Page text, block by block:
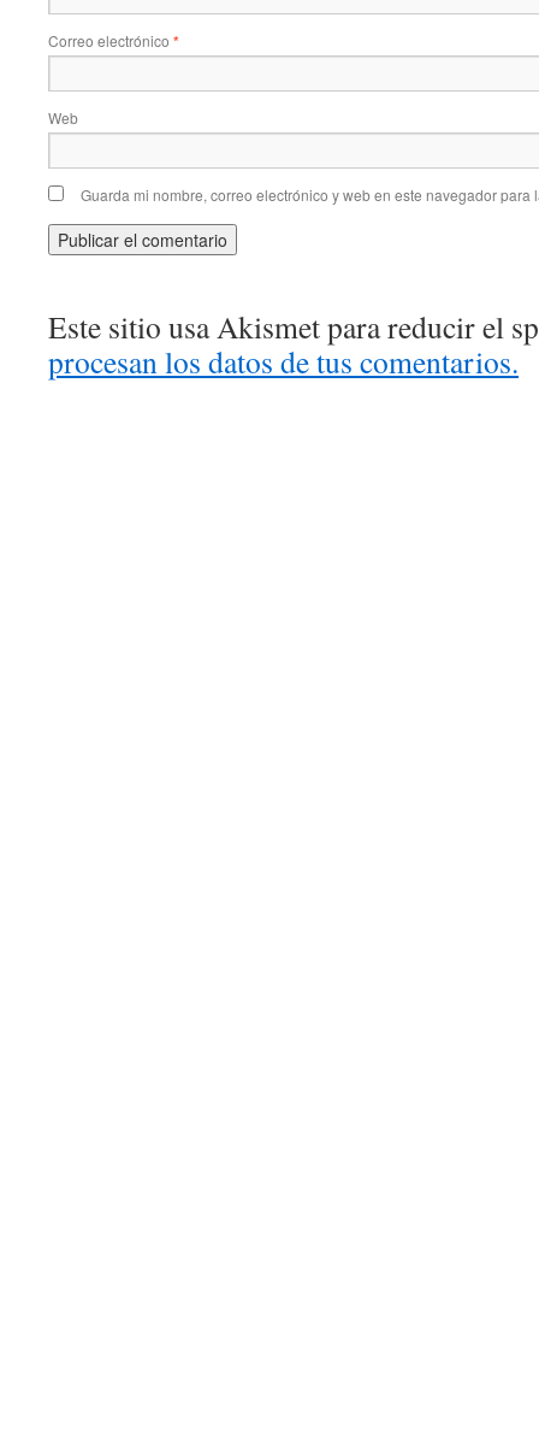
Correo electrónico *
Web
Guarda mi nombre, correo electrónico y web en este navegador para
Este sitio usa Akismet para reducir el
procesan los datos de tus comentarios.